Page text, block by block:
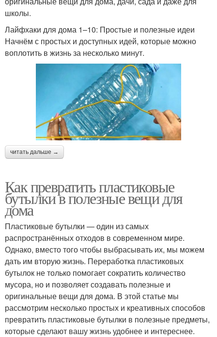
школы.
Лайфхаки для дома 1–10: Простые и полезные идеи
Начнём с простых и доступных идей, которые можно
воплотить в жизнь за несколько минут.
читать дальше →
Как превратить пластиковые
бутылки в полезные вещи для
дома
Пластиковые бутылки — один из самых
распространённых отходов в современном мире.
Однако, вместо того чтобы выбрасывать их, мы можем
дать им вторую жизнь. Переработка пластиковых
бутылок не только помогает сократить количество
мусора, но и позволяет создавать полезные и
оригинальные вещи для дома. В этой статье мы
рассмотрим несколько простых и креативных способов
превратить пластиковые бутылки в полезные предметы,
которые сделают вашу жизнь удобнее и интереснее.